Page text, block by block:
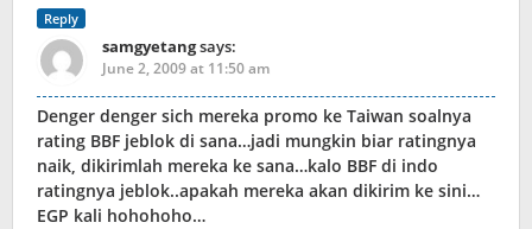
Reply
samgyetangsays:
June 2, 2009 at 11:50 am
Denger denger sich mereka promo ke Taiwan soalnya
rating BBF jeblok di sana…jadi mungkin biar ratingnya
naik, dikirimlah mereka ke sana…kalo BBF di indo
ratingnya jeblok..apakah mereka akan dikirim ke sini…
EGP kali hohohoho…